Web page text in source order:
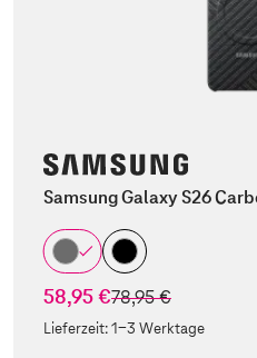
Samsung Galaxy S26
58,95 €statt
78,95 €
Lieferzeit:1-3 Werktage